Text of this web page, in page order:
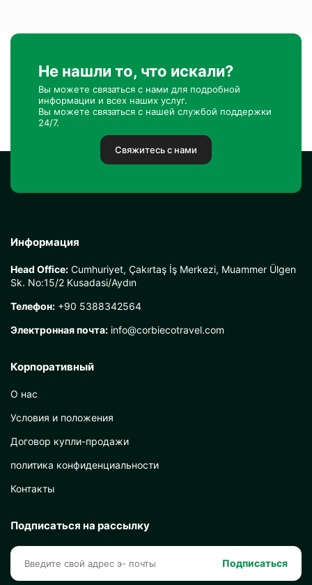
Не нашли то, что искали?
Вы можете связаться с нами для подробной
информации и всех наших услуг.
Вы можете связаться с нашей службой поддержки
24/7.
Свяжитесь с нами
Информация
Head Office: Cumhuriyet, Çakırtaş İş Merkezi, Muammer Ülgen
Sk. No:15/2 Kusadasi/Aydın
Телефон: +90 5388342564
Электронная почта: info@corbiecotravel.com
Корпоративный
О нас
Условия и положения
Договор купли-продажи
политика конфиденциальности
Контакты
Подписаться на рассылку
Подписаться